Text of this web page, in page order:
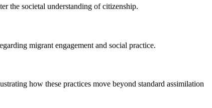
the societal understanding of citizenship.
migrant engagement and social practice.
how these practices move beyond standard assimilation